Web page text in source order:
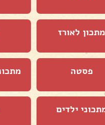
מתכון לאורז
פסטה
ילדים